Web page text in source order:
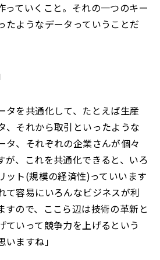
っていくこと。それの一つのキー
たようなデータっていうことだ
タを共通化して、たとえば生産
、それから取引といったような
タ、それぞれの企業さんが個々
が、これを共通化できると、いろ
ット(規模の経済性)っていいます
て容易にいろんなビジネスが利
すので、ここら辺は技術の革新と
ていって競争力を上げるという
ますね」